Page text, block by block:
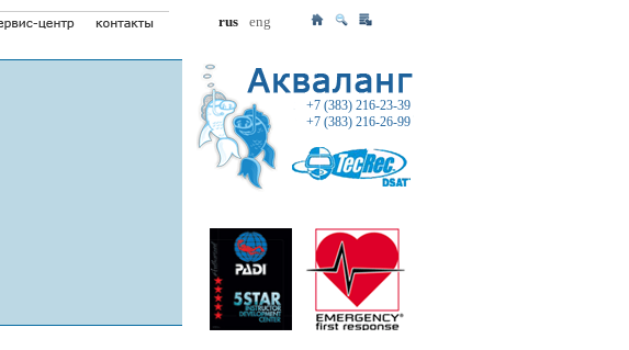
rus eng
+7 (383) 216-23-39
+7 (383) 216-26-99